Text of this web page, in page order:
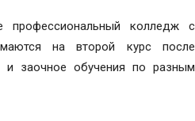
профессиональный колледж с
на второй курс после
и заочное обучения по разным